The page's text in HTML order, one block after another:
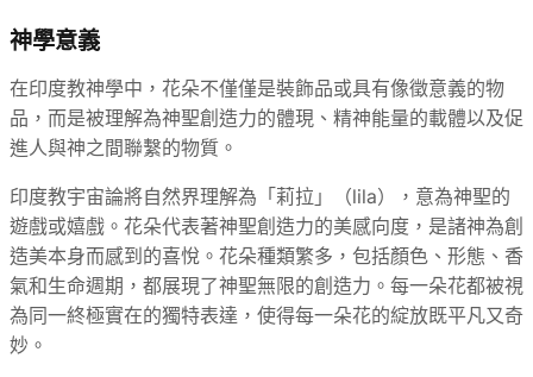
神學意義
在印度教神學中，花朵不僅僅是裝飾品或具有像徵意義的物
品，而是被理解為神聖創造力的體現、精神能量的載體以及促
進人與神之間聯繫的物質。
印度教宇宙論將自然界理解為「莉拉」（lila），意為神聖的
遊戲或嬉戲。花朵代表著神聖創造力的美感向度，是諸神為創
造美本身而感到的喜悅。花朵種類繁多，包括顏色、形態、香
氣和生命週期，都展現了神聖無限的創造力。每一朵花都被視
為同一終極實在的獨特表達，使得每一朵花的綻放既平凡又奇
妙。